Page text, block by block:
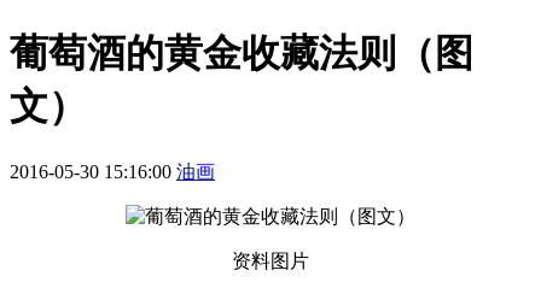
葡萄酒的黄金收藏法则（图
文）
2016-05-30 15:16:00 油画
资料图片